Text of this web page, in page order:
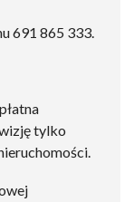
691 865 333.
tylko